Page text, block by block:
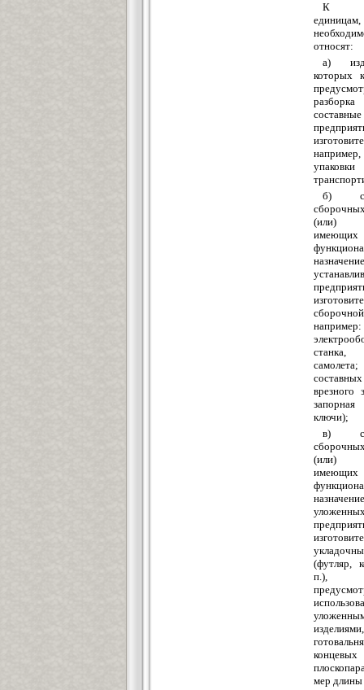
К
относят:
а)
которых
например,
б)
(или)
например:
станка,
врезного
ключи);
в)
(или)
(футляр,
п.),
концевых
мер длины